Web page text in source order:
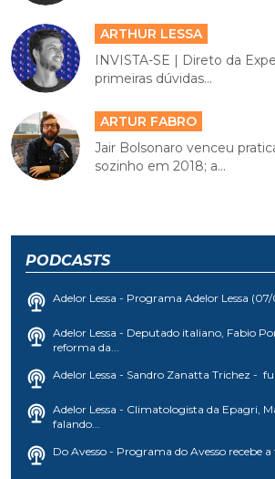
ARTHUR LESSA
INVISTA-SE | Direto da
primeiras dúvidas...
ARTUR FABRO
Jair Bolsonaro venceu
sozinho em 2018; a...
PODCASTS
Adelor Lessa - Programa Adelor Lessa
Adelor Lessa - Deputado italiano, Fabio
reforma da...
Adelor Lessa - Sandro Zanatta Trichez -
Adelor Lessa - Climatologista da Epagri,
falando...
Do Avesso - Programa do Avesso recebe